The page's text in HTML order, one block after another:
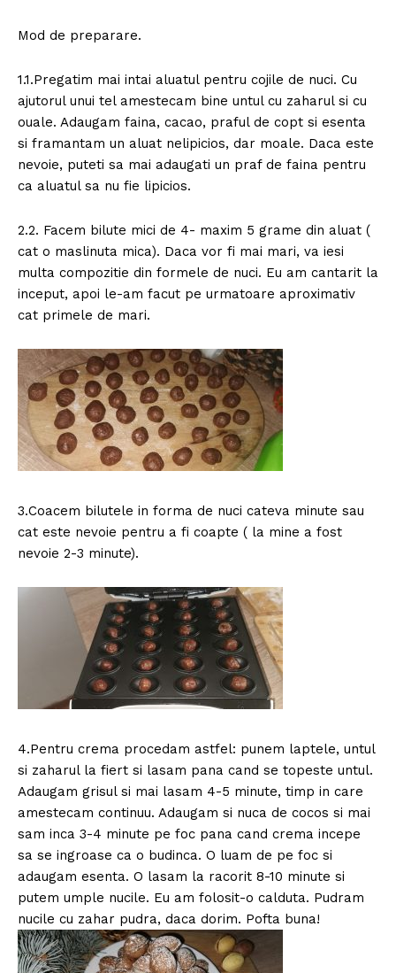
Mod de preparare.
1.1.Pregatim mai intai aluatul pentru cojile de nuci. Cu
ajutorul unui tel amestecam bine untul cu zaharul si cu
ouale. Adaugam faina, cacao, praful de copt si esenta
si framantam un aluat nelipicios, dar moale. Daca este
nevoie, puteti sa mai adaugati un praf de faina pentru
ca aluatul sa nu fie lipicios.
2.2. Facem bilute mici de 4- maxim 5 grame din aluat (
cat o maslinuta mica). Daca vor fi mai mari, va iesi
multa compozitie din formele de nuci. Eu am cantarit la
inceput, apoi le-am facut pe urmatoare aproximativ
cat primele de mari.
3.Coacem bilutele in forma de nuci cateva minute sau
cat este nevoie pentru a fi coapte ( la mine a fost
nevoie 2-3 minute).
4.Pentru crema procedam astfel: punem laptele, untul
si zaharul la fiert si lasam pana cand se topeste untul.
Adaugam grisul si mai lasam 4-5 minute, timp in care
amestecam continuu. Adaugam si nuca de cocos si mai
sam inca 3-4 minute pe foc pana cand crema incepe
sa se ingroase ca o budinca. O luam de pe foc si
adaugam esenta. O lasam la racorit 8-10 minute si
putem umple nucile. Eu am folosit-o calduta. Pudram
nucile cu zahar pudra, daca dorim. Pofta buna!